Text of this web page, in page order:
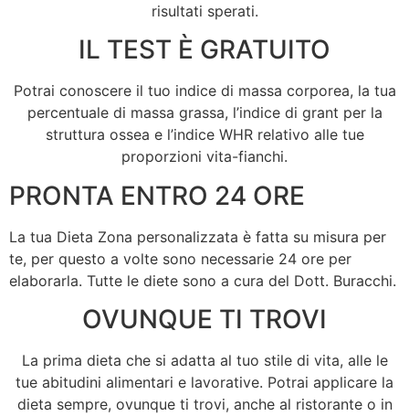
risultati sperati.
IL TEST È GRATUITO
Potrai conoscere il tuo indice di massa corporea, la tua
percentuale di massa grassa, l’indice di grant per la
struttura ossea e l’indice WHR relativo alle tue
proporzioni vita-fianchi.
PRONTA ENTRO 24 ORE
La tua Dieta Zona personalizzata è fatta su misura per
te, per questo a volte sono necessarie 24 ore per
elaborarla. Tutte le diete sono a cura del Dott. Buracchi.
OVUNQUE TI TROVI
La prima dieta che si adatta al tuo stile di vita, alle le
tue abitudini alimentari e lavorative. Potrai applicare la
dieta sempre, ovunque ti trovi, anche al ristorante o in